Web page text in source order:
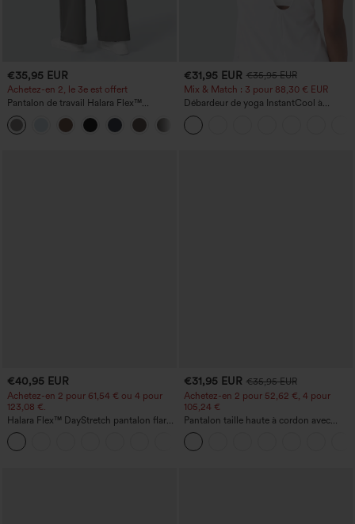
€35,95 EUR
Achetez-en 2, le 3e est offert
Pantalon de travail Halara Flex™
DayStretch à taille haute, avec poches et
coupe droite
€31,95 EUR €35,95 EUR
Mix & Match : 3 pour 88,30 € EUR
Débardeur de yoga InstantCool à
encolure en U et ourlet arrondi –
UPF50+
€40,95 EUR
Achetez-en 2 pour 61,54 € ou 4 pour
123,08 €.
Halara Flex™ DayStretch pantalon flare
de travail, taille mi-haute, poche latérale
zippée
€31,95 EUR €35,95 EUR
Achetez-en 2 pour 52,62 €, 4 pour
105,24 €
Pantalon taille haute à cordon avec
poches, jambe large et coupe ample,
style décontracté, effet lin